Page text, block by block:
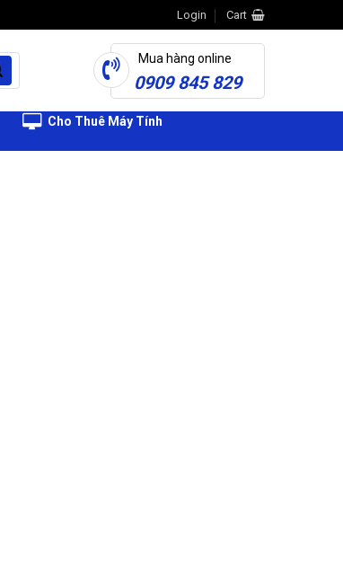
Login Cart
Mua hàng online
0909 845 829
Cho Thuê Máy Tính